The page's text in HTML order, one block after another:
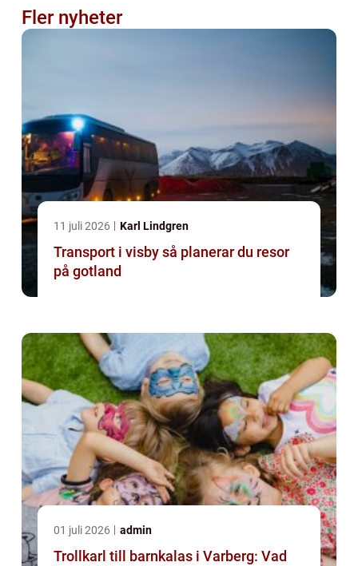
Fler nyheter
11 juli 2026 Karl Lindgren
Transport i visby så planerar du resor
på gotland
01 juli 2026 admin
Trollkarl till barnkalas i Varberg: Vad